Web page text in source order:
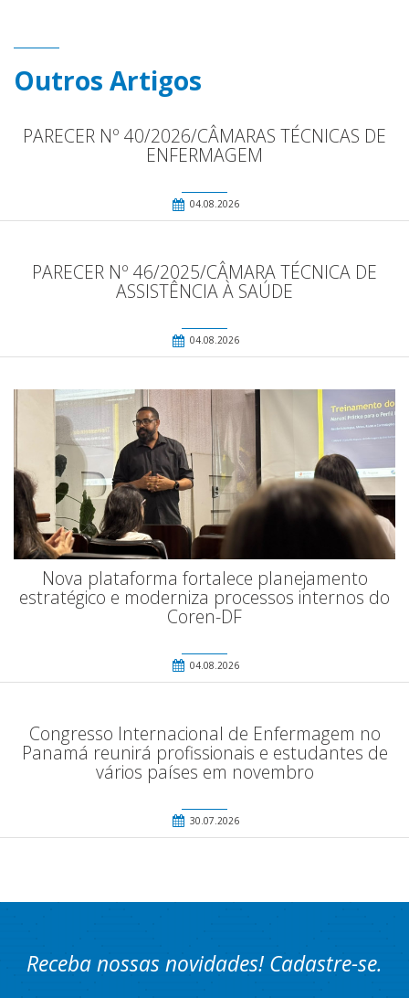
Outros Artigos
PARECER Nº 40/2026/CÂMARAS TÉCNICAS DE
ENFERMAGEM
04.08.2026
PARECER Nº 46/2025/CÂMARA TÉCNICA DE
ASSISTÊNCIA À SAÚDE
04.08.2026
Nova plataforma fortalece planejamento
estratégico e moderniza processos internos do
Coren-DF
04.08.2026
Congresso Internacional de Enfermagem no
Panamá reunirá profissionais e estudantes de
vários países em novembro
30.07.2026
Receba nossas novidades! Cadastre-se.